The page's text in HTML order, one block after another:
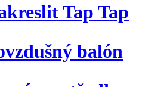
Tap Tap
balón